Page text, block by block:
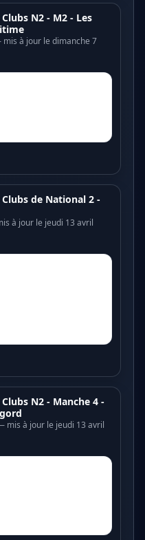
N2 - M2 - Les
à jour le dimanche 7
de National 2 -
à jour le jeudi 13 avril
N2 - Manche 4 -
mis à jour le jeudi 13 avril